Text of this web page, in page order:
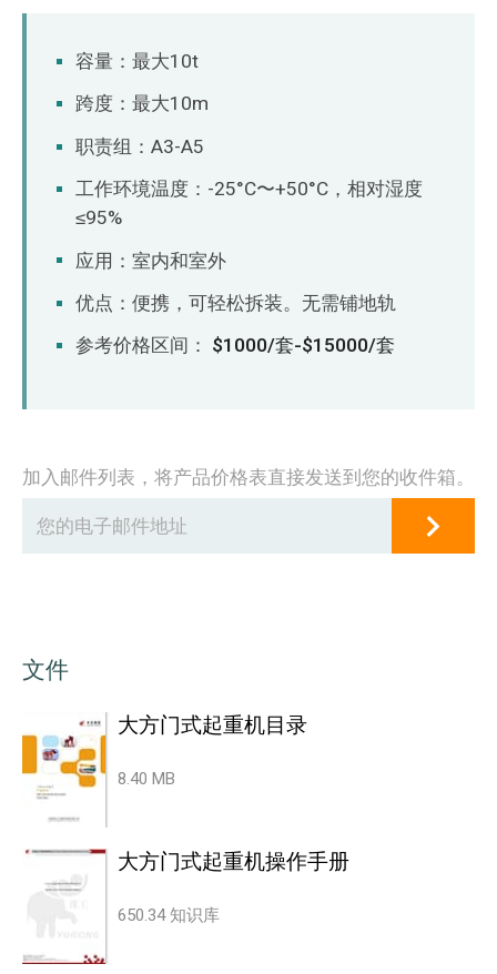
容量：最大10t
跨度：最大10m
职责组：A3-A5
工作环境温度：-25°C〜+50°C，相对湿度
≤95%
应用：室内和室外
优点：便携，可轻松拆装。无需铺地轨
参考价格区间： $1000/套-$15000/套
加入邮件列表，将产品价格表直接发送到您的收件箱。
文件
大方门式起重机目录
8.40 MB
大方门式起重机操作手册
650.34 知识库